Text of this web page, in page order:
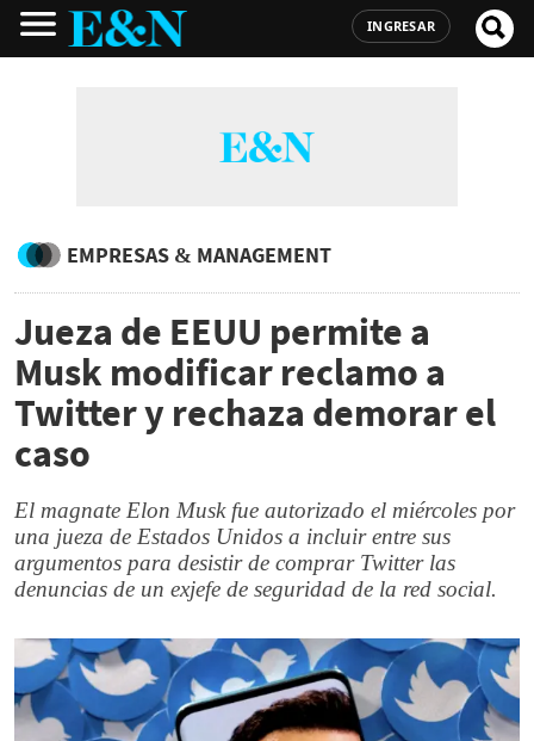
INGRESAR
EMPRESAS & MANAGEMENT
Jueza de EEUU permite a
Musk modificar reclamo a
Twitter y rechaza demorar el
caso
El magnate Elon Musk fue autorizado el miércoles por
una jueza de Estados Unidos a incluir entre sus
argumentos para desistir de comprar Twitter las
denuncias de un exjefe de seguridad de la red social.